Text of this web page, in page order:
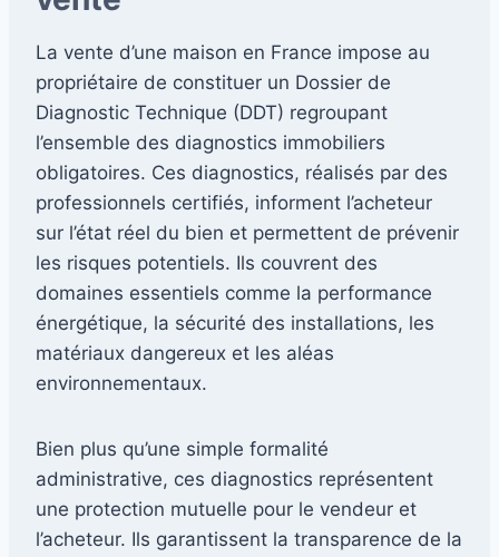
La vente d’une maison en France impose au
propriétaire de constituer un Dossier de
Diagnostic Technique (DDT) regroupant
l’ensemble des diagnostics immobiliers
obligatoires. Ces diagnostics, réalisés par des
professionnels certifiés, informent l’acheteur
sur l’état réel du bien et permettent de prévenir
les risques potentiels. Ils couvrent des
domaines essentiels comme la performance
énergétique, la sécurité des installations, les
matériaux dangereux et les aléas
environnementaux.
Bien plus qu’une simple formalité
administrative, ces diagnostics représentent
une protection mutuelle pour le vendeur et
l’acheteur. Ils garantissent la transparence de la